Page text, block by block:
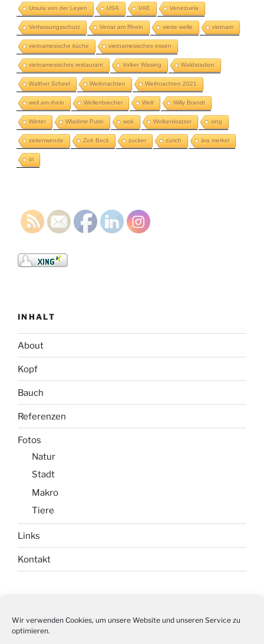
Wir verwenden Cookies, um unsere Website und unseren Service zu
optimieren.
Ursula von der Leyen USA VAE Venezuela
Verfassungsschutz Verrat am Rhein vierte welle vietnam
vietnamesische küche vietnamesisches essen
vietnamesisches restaurant Volker Wissing Waldstadion
Walther Scheel Weihnachten Weihnachten 2021
weil am rhein Wellenbrecher Welt Willy Brandt
Winter Wladimir Putin wok Wolkenkratzer xing
zeitenwende Zoë Beck zucker zürich ära merkel
öl
INHALT
About
Kopf
Bauch
Referenzen
Fotos
Natur
Stadt
Makro
Tiere
Links
Kontakt
Datenschutz